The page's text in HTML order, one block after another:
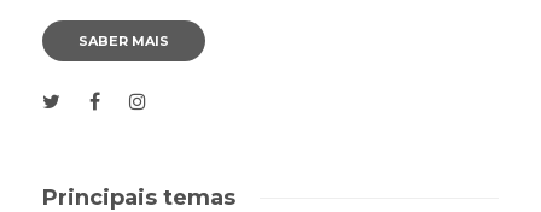
SABER MAIS
Principais temas